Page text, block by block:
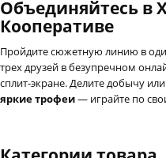
Объединяйтесь в
Кооперативе
Пройдите сюжетную линию в
трех друзей в безупречном
сплит-экране. Делите добычу
яркие трофеи— играйте по